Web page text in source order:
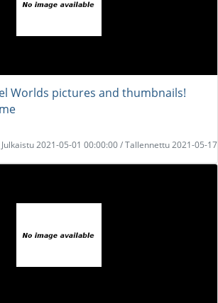
Worlds pictures and thumbnails!
Julkaistu 2021-05-01 00:00:00 / Tallennettu 2021-05-17